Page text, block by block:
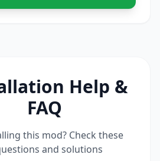
Help &
FAQ
this mod? Check these
and solutions